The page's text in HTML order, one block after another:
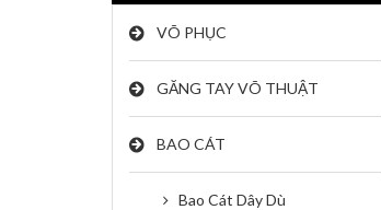
VÕ PHỤC
GĂNG TAY VÕ THUẬT
BAO CÁT
Bao Cát Dây Dù